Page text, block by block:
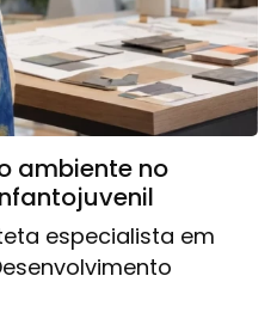
ambiente no
especialista em